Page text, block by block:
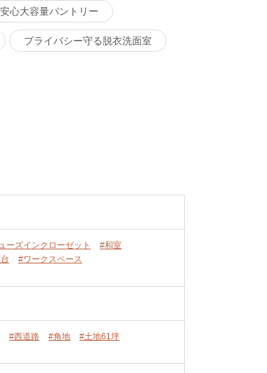
心大容量パントリー
プライバシー守る脱衣洗面室
ーズインクローゼット
#和室
#ワークスペース
#西道路 #角地
#土地61坪